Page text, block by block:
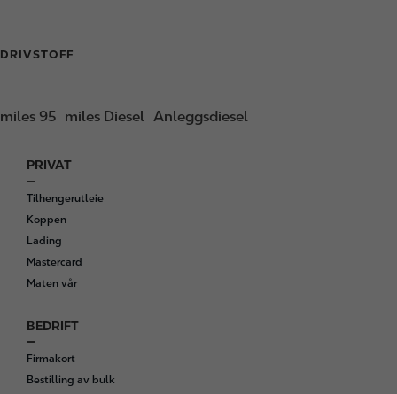
DRIVSTOFF
miles 95 miles Diesel Anleggsdiesel
F
o
o
t
e
r
PRIVAT
Tilhengerutleie
Koppen
Lading
Mastercard
Maten vår
BEDRIFT
Firmakort
Bestilling av bulk